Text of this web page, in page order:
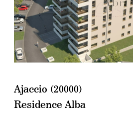
voir le bien
Ajaccio (20000)
Residence Alba